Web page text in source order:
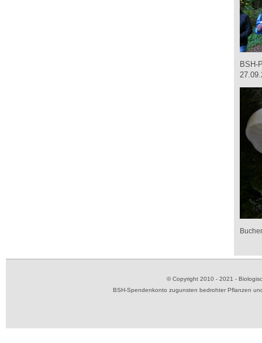
BSH-
© Copyright 2010 - 2021 -
BSH-Spendenkonto zugunsten bedrohter Pflanzen